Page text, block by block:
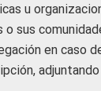
u
sus
en caso